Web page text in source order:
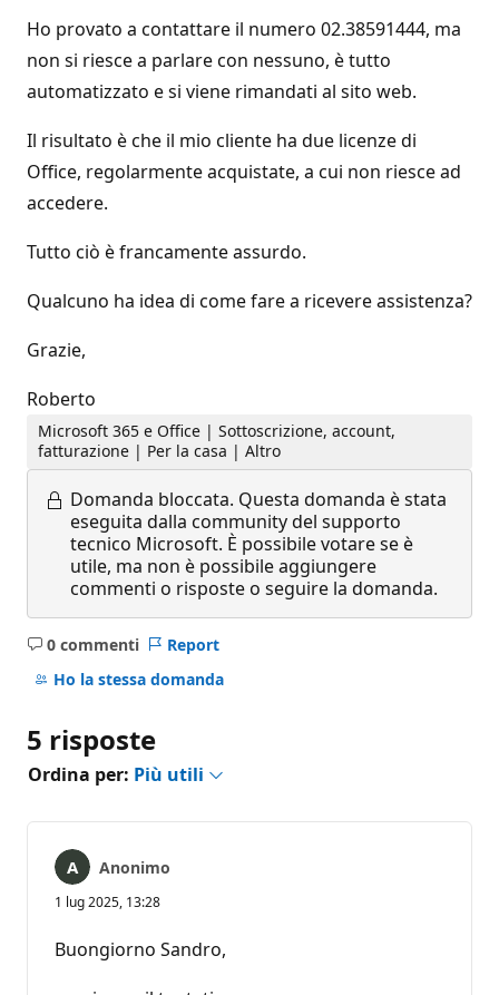
Ho provato a contattare il numero 02.38591444, ma
non si riesce a parlare con nessuno, è tutto
automatizzato e si viene rimandati al sito web.
Il risultato è che il mio cliente ha due licenze di
Office, regolarmente acquistate, a cui non riesce ad
accedere.
Tutto ciò è francamente assurdo.
Qualcuno ha idea di come fare a ricevere assistenza?
Grazie,
Roberto
Microsoft 365 e Office | Sottoscrizione, account,
fatturazione | Per la casa | Altro
Domanda bloccata. Questa domanda è stata
eseguita dalla community del supporto
tecnico Microsoft. È possibile votare se è
utile, ma non è possibile aggiungere
commenti o risposte o seguire la domanda.
0 commenti
Nessun
commento
Report
Ho la stessa domanda
5 risposte
Ordina per: Più utili
Anonimo
1 lug 2025, 13:28
Buongiorno Sandro,